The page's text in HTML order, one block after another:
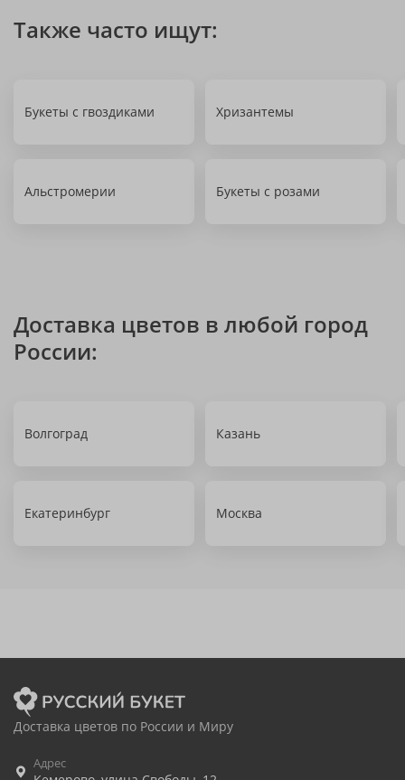
Также часто ищут:
Букеты с гвоздиками Хризантемы
Альстромерии Букеты с розами
Доставка цветов в любой город
России:
Волгоград Казань
Екатеринбург Москва
Доставка цветов по России и Миру
Адрес